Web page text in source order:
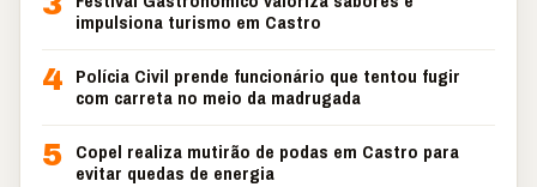
impulsiona turismo em Castro
4 Polícia Civil prende funcionário que tentou fugir
com carreta no meio da madrugada
5 Copel realiza mutirão de podas em Castro para
evitar quedas de energia